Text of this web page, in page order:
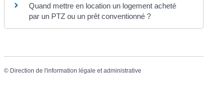
Quand mettre en location un logement acheté
par un PTZ ou un prêt conventionné ?
© Direction de l'information légale et administrative